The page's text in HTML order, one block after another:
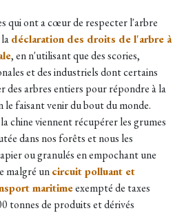
qui ont a cœur de respecter l'arbre
déclaration des droits de l'arbre à
, en n'utilisant que des scories,
et des industriels dont certains
des arbres entiers pour répondre à la
faisant venir du bout du monde.
chine viennent récupérer les grumes
dans nos forêts et nous les
ou granulés en empochant une
malgré uncircuit polluant et
maritimeexempté de taxes
tonnes de produits et dérivés